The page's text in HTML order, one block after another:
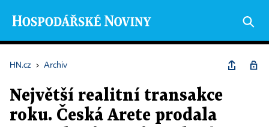
HN.cz › Archiv
Největší realitní transakce
roku. Česká Arete prodala